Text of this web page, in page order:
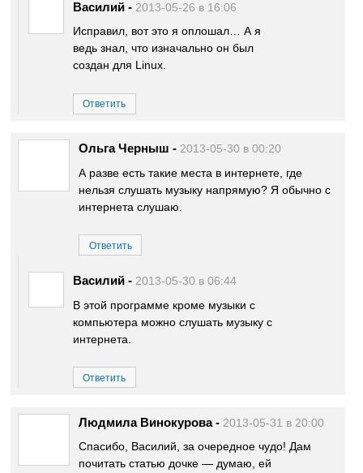
Василий - 2013-05-26 в 16:06
Исправил, вот это я оплошал… А я
ведь знал, что изначально он был
создан для Linux.
Ответить
Ольга Черныш - 2013-05-30 в 00:20
А разве есть такие места в интернете, где
нельзя слушать музыку напрямую? Я обычно с
интернета слушаю.
Ответить
Василий - 2013-05-30 в 06:44
В этой программе кроме музыки с
компьютера можно слушать музыку с
интернета.
Ответить
Людмила Винокурова - 2013-05-31 в 20:00
Спасибо, Василий, за очередное чудо! Дам
почитать статью дочке — думаю, ей